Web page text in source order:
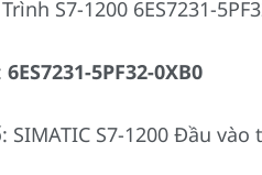
6ES7231-5PF32-0XB0
SIMATIC S7-1200 Đầu